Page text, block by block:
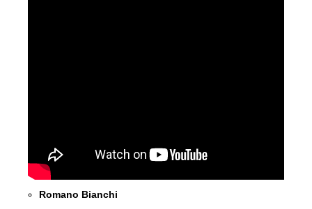
Romano Bianchi